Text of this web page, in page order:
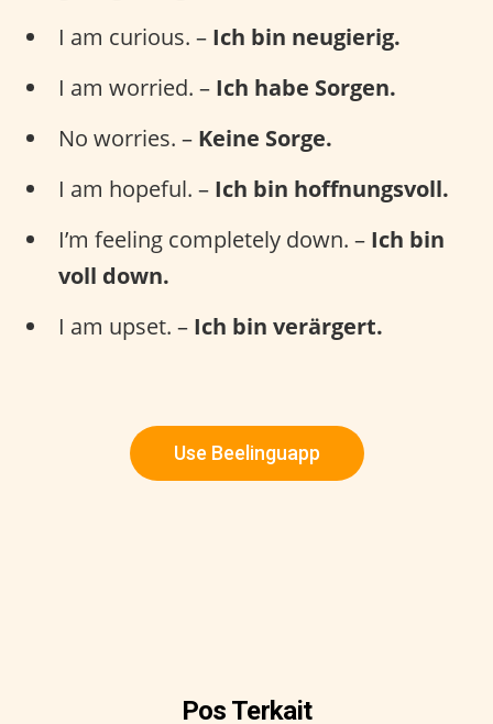
I am curious. – Ich bin neugierig.
I am worried. – Ich habe Sorgen.
No worries. – Keine Sorge.
I am hopeful. – Ich bin hoffnungsvoll.
I’m feeling completely down. – Ich bin
voll down.
I am upset. – Ich bin verärgert.
Use Beelinguapp
Pos Terkait